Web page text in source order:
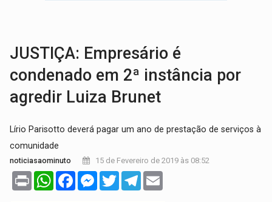
JUSTIÇA: Empresário é
condenado em 2ª instância por
agredir Luiza Brunet
Lírio Parisotto deverá pagar um ano de prestação de serviços à
comunidade
noticiasaominuto 15 de Fevereiro de 2019 às 08:52
Print WhatsAppFacebookMessenger
TwitterTelegram